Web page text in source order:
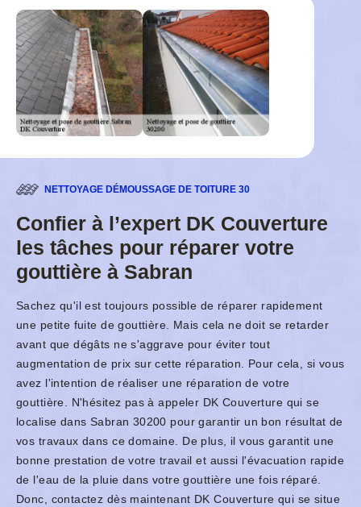
NETTOYAGE DÉMOUSSAGE DE TOITURE 30
Confier à l’expert DK Couverture
les tâches pour réparer votre
gouttière à Sabran
Sachez qu'il est toujours possible de réparer rapidement
une petite fuite de gouttière. Mais cela ne doit se retarder
avant que dégâts ne s'aggrave pour éviter tout
augmentation de prix sur cette réparation. Pour cela, si vous
avez l'intention de réaliser une réparation de votre
gouttière. N'hésitez pas à appeler DK Couverture qui se
localise dans Sabran 30200 pour garantir un bon résultat de
vos travaux dans ce domaine. De plus, il vous garantit une
bonne prestation de votre travail et aussi l'évacuation rapide
de l'eau de la pluie dans votre gouttière une fois réparé.
Donc, contactez dès maintenant DK Couverture qui se situe